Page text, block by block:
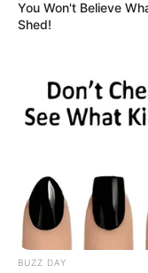
You Won't Believe
Shed!
BUZZ DAY